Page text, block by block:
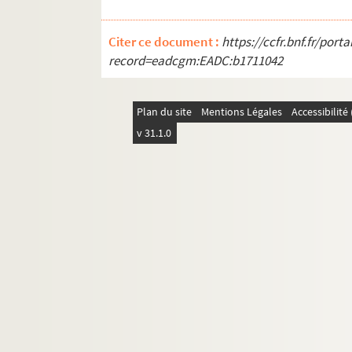
ALB 3.497. Articles du capoulié Marius
Publications en série
Documentation à propos de la langue et de
Citer ce document : https://ccfr.bnf.fr/
record=eadcgm:EADC:b1711042
Plan du site Mentions Légales
v 31.1.0